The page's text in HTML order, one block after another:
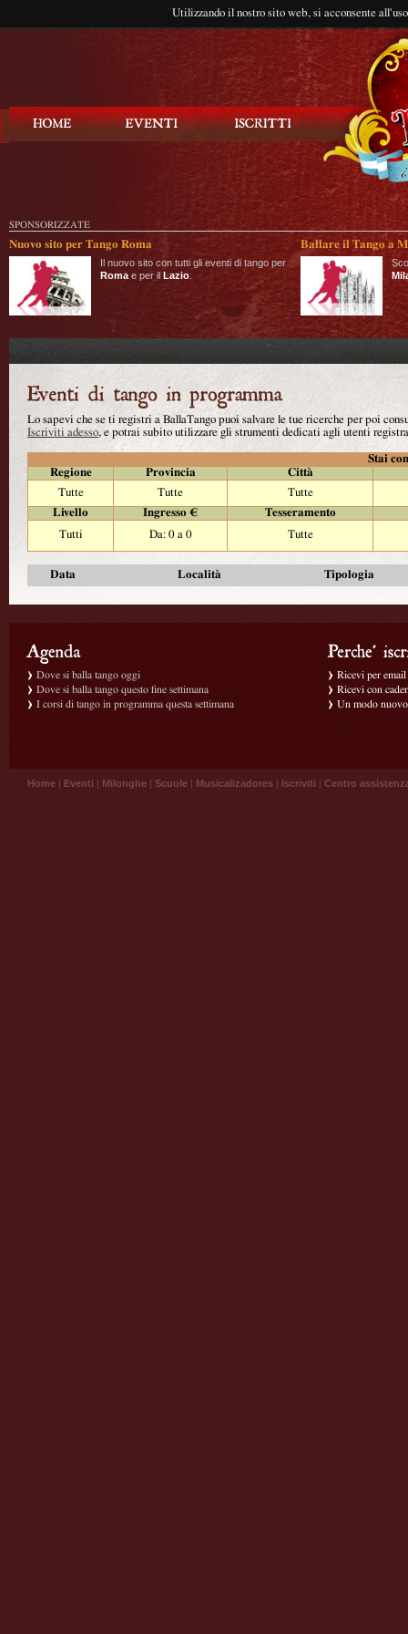
Utilizzando il nostro sito web, si acconsente
SPONSORIZZATE
Nuovo sito per Tango Roma
Il nuovo sito con tutti gli eventi di tango per
Roma e per il Lazio
Ballare il Tango a
Lo sapevi che se ti registri a BallaTango puoi salvare le tue ricerche per poi
Iscriviti adesso, e potrai subito utilizzare gli strumenti dedicati agli utenti
Stai
Regione
Provincia
Città
Tutte
Tutte
Tutte
Livello
Ingresso €
Tesseramento
Tutti
Da: 0 a 0 Tutte
Data Località Tipologia
Dove si balla tango oggi
Dove si balla tango questo fine settimana
I corsi di tango in programma questa settimana
Ricevi per
Ricevi con
Un modo
Home | Eventi | Milonghe | Scuole | Musicalizadores | Iscriviti | Centro